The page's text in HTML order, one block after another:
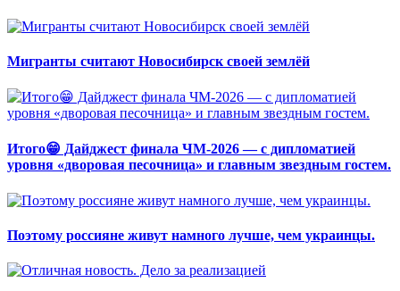
Мигранты считают Новосибирск своей землёй
Итого😁 Дайджест финала ЧМ-2026 — с дипломатией
уровня «дворовая песочница» и главным звездным гостем.
Поэтому россияне живут намного лучше, чем украинцы.